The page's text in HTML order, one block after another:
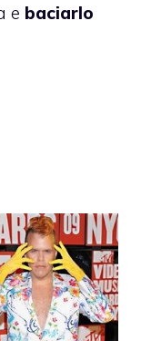
e baciarlo